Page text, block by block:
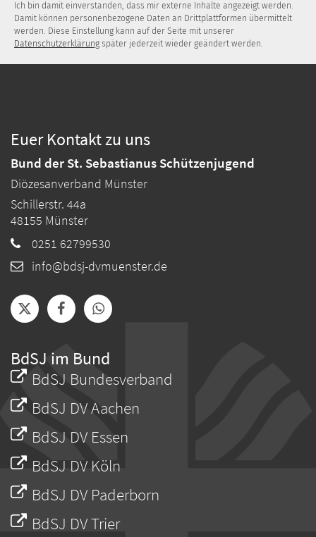
Ich bin damit einverstanden, dass mir externe Inhalte angezeigt werden.
Damit können personenbezogene Daten an Drittplattformen übermittelt
werden. Diese Einstellung kann auf der Seite mit unserer
Datenschutzerklärung später jederzeit wieder geändert werden.
Euer Kontakt zu uns
Bund der St. Sebastianus Schützenjugend
Diözesanverband Münster
Schillerstr. 44a
48155 Münster
0251 62799530
info@bdsj-dvmuenster.de
BdSJ im Bund
BdSJ Bundesverband
BdSJ DV Aachen
BdSJ DV Essen
BdSJ DV Köln
BdSJ DV Paderborn
BdSJ DV Trier